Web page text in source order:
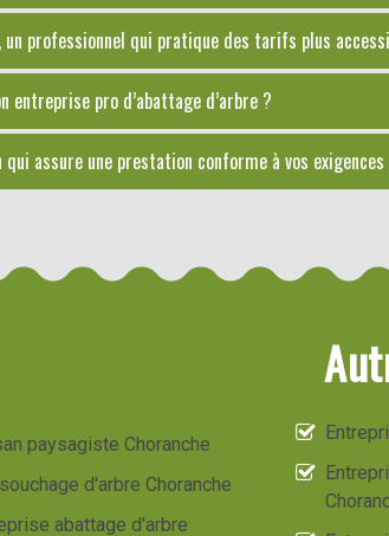
un professionnel qui pratique des tarifs plus
pro d’abattage d’arbre ?
assure une prestation conforme à vos exigences
paysagiste Choranche
d'arbre Choranche
abattage d'arbre